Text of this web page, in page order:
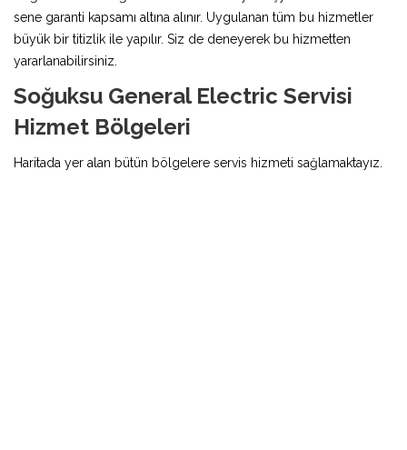
sene garanti kapsamı altına alınır. Uygulanan tüm bu hizmetler
büyük bir titizlik ile yapılır. Siz de deneyerek bu hizmetten
yararlanabilirsiniz.
Soğuksu General Electric Servisi
Hizmet Bölgeleri
Haritada yer alan bütün bölgelere servis hizmeti sağlamaktayız.